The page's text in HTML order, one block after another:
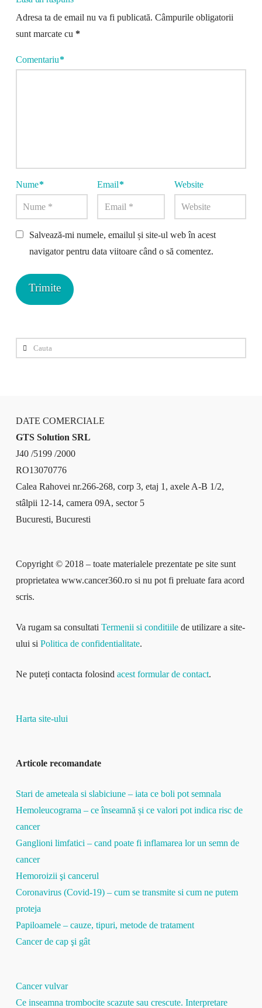
Adresa ta de email nu va fi publicată. Câmpurile obligatorii
sunt marcate cu *
Comentariu*
Nume* Email* Website
Salvează-mi numele, emailul și site-ul web în acest
navigator pentru data viitoare când o să comentez.
Cauta
DATE COMERCIALE
GTS Solution SRL
J40 /5199 /2000
RO13070776
Calea Rahovei nr.266-268, corp 3, etaj 1, axele A-B 1/2,
stâlpii 12-14, camera 09A, sector 5
Bucuresti, Bucuresti
Copyright © 2018 – toate materialele prezentate pe site sunt
proprietatea www.cancer360.ro si nu pot fi preluate fara acord
scris.
Va rugam sa consultati Termenii si conditiilede utilizare a site-
ului si Politica de confidentialitate.
Ne puteți contacta folosind acest formular de contact.
Harta site-ului
Articole recomandate
Stari de ameteala si slabiciune – iata ce boli pot semnala
Hemoleucograma – ce înseamnă și ce valori pot indica risc de
cancer
Ganglioni limfatici – cand poate fi inflamarea lor un semn de
cancer
Hemoroizii şi cancerul
Coronavirus (Covid-19) – cum se transmite si cum ne putem
proteja
Papiloamele – cauze, tipuri, metode de tratament
Cancer de cap şi gât
Cancer vulvar
Ce inseamna trombocite scazute sau crescute. Interpretare